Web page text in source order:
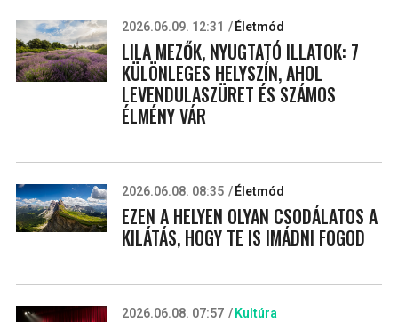
2026.06.09. 12:31 Életmód
LILA MEZŐK, NYUGTATÓ ILLATOK: 7
KÜLÖNLEGES HELYSZÍN, AHOL
LEVENDULASZÜRET ÉS SZÁMOS
ÉLMÉNY VÁR
2026.06.08. 08:35 Életmód
EZEN A HELYEN OLYAN CSODÁLATOS A
KILÁTÁS, HOGY TE IS IMÁDNI FOGOD
2026.06.08. 07:57 Kultúra